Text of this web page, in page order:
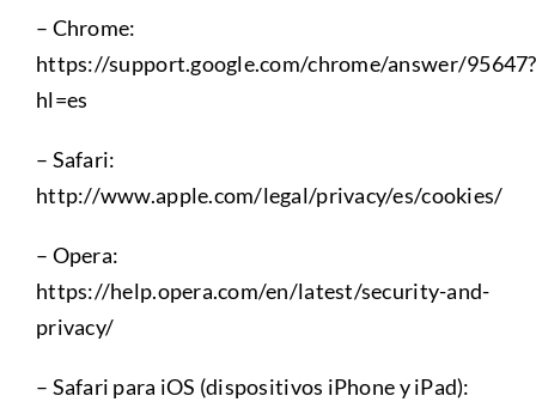
– Chrome:
https://support.google.com/chrome/answer/95647?
hl=es
– Safari:
http://www.apple.com/legal/privacy/es/cookies/
– Opera:
https://help.opera.com/en/latest/security-and-
privacy/
– Safari para iOS (dispositivos iPhone y iPad):